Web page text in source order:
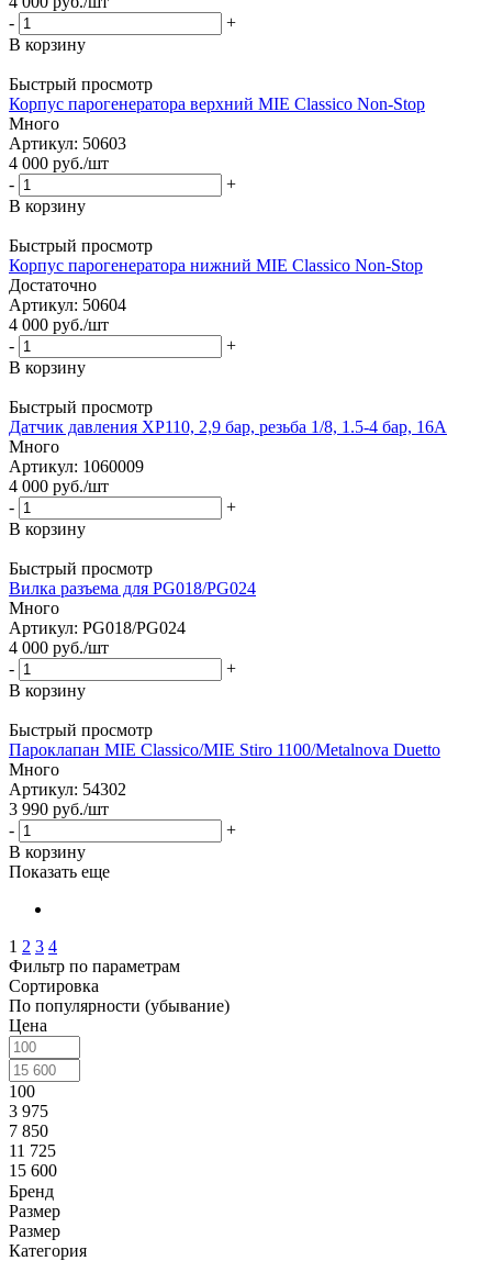
-
+
В корзину
Быстрый просмотр
Корпус парогенератора верхний MIE Classico Non-Stop
Много
Артикул: 50603
4 000 руб./шт
-
+
В корзину
Быстрый просмотр
Корпус парогенератора нижний MIE Classico Non-Stop
Достаточно
Артикул: 50604
4 000 руб./шт
-
+
В корзину
Быстрый просмотр
Датчик давления XP110, 2,9 бар, резьба 1/8, 1.5-4 бар, 16A
Много
Артикул: 1060009
4 000 руб./шт
-
+
В корзину
Быстрый просмотр
Вилка разъема для PG018/PG024
Много
Артикул: PG018/PG024
4 000 руб./шт
-
+
В корзину
Быстрый просмотр
Пароклапан MIE Classico/MIE Stiro 1100/Metalnova Duetto
Много
Артикул: 54302
3 990 руб./шт
-
+
В корзину
Показать еще
1 2 3 4
Фильтр по параметрам
Сортировка
По популярности (убывание)
Цена
100
3 975
7 850
11 725
15 600
Бренд
Размер
Размер
Категория